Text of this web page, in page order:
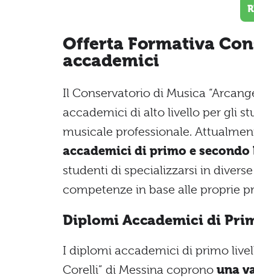
Offerta Formativa
accademici
Il Conservatorio di Musica
accademici di alto livello per gli
musicale professionale.
accademici di primo e
studenti di specializzarsi in
competenze in base alle proprie
Diplomi Accademici di
I diplomi accademici di primo
Corelli” di Messina coprono una